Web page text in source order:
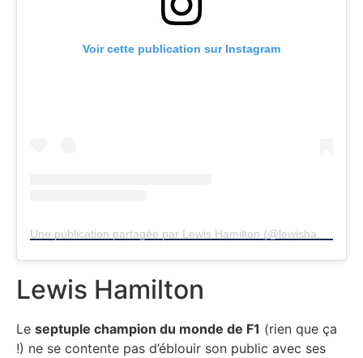
Lewis Hamilton
Le septuple champion du monde de F1 (rien que ça
!) ne se contente pas d’éblouir son public avec ses
Voir cette publication sur Instagram